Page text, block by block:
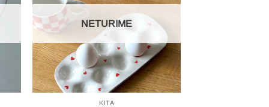
NETURIME
KITA